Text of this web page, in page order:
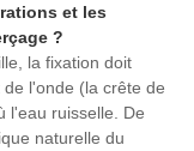
et les
?
la fixation doit
l'onde (la crête de
l'eau ruisselle. De
naturelle du